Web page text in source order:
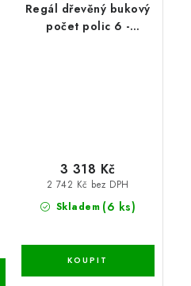
Regál dřevěný bukový
počet polic 6 -
Skladem (6 ks)
2 742 Kč bez DPH
3 318 Kč